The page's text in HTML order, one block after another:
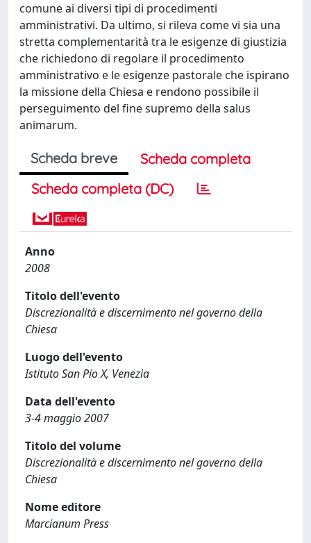
comune ai diversi tipi di procedimenti
amministrativi. Da ultimo, si rileva come vi sia una
stretta complementarità tra le esigenze di giustizia
che richiedono di regolare il procedimento
amministrativo e le esigenze pastorale che ispirano
la missione della Chiesa e rendono possibile il
perseguimento del fine supremo della salus
animarum.
Scheda breve
Scheda completa
Scheda completa (DC)
Anno
2008
Titolo dell'evento
Discrezionalità e discernimento nel governo della
Chiesa
Luogo dell'evento
Istituto San Pio X, Venezia
Data dell'evento
3-4 maggio 2007
Titolo del volume
Discrezionalità e discernimento nel governo della
Chiesa
Nome editore
Marcianum Press